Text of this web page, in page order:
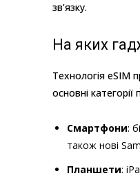
зв’язку.
На яких
Технологія eSIM
основні категорії
Смартфони:
також нові
Планшети: